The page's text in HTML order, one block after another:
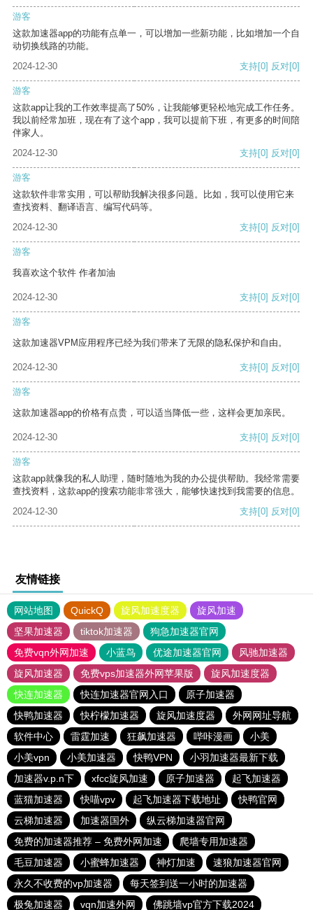
游客
这款加速器app的功能有点单一，可以增加一些新功能，比如增加一个自
动切换线路的功能。
2024-12-30
支持[0] 反对[0]
游客
这款app让我的工作效率提高了50%，让我能够更轻松地完成工作任务。
我以前经常加班，现在有了这个app，我可以提前下班，有更多的时间陪
伴家人。
2024-12-30
支持[0] 反对[0]
游客
这款软件非常实用，可以帮助我解决很多问题。比如，我可以使用它来
查找资料、翻译语言、编写代码等。
2024-12-30
支持[0] 反对[0]
游客
我喜欢这个软件 作者加油
2024-12-30 支持[0] 反对[0]
游客
这款加速器VPM应用程序已经为我们带来了无限的隐私保护和自由。
2024-12-30 支持[0] 反对[0]
游客
这款加速器app的价格有点贵，可以适当降低一些，这样会更加亲民。
2024-12-30 支持[0] 反对[0]
游客
这款app就像我的私人助理，随时随地为我的办公提供帮助。我经常需要
查找资料，这款app的搜索功能非常强大，能够快速找到我需要的信息。
2024-12-30
支持[0] 反对[0]
友情链接
网站地图 QuickQ 旋风加速度器
旋风加速
坚果加速器
tiktok加速器
狗急加速器官网
免费vqn外网加速
小蓝鸟 优途加速器官网
风驰加速器
旋风加速器
免费vps加速器外网苹果版
旋风加速度器
快连加速器
快连加速器官网入口
原子加速器
快鸭加速器
快柠檬加速器 旋风加速度器
外网网址导航
软件中心
雷霆加速 狂飙加速器 哔咔漫画
小美
小美vpn
小美加速器 快鸭VPN
小羽加速器最新下载
加速器v.p.n下
xfcc旋风加速 原子加速器
起飞加速器
蓝猫加速器
快喵vpv 起飞加速器下载地址
快鸭官网
云梯加速器
加速器国外
纵云梯加速器官网
免费的加速器推荐 – 免费外网加速
爬墙专用加速器
毛豆加速器
小蜜蜂加速器 神灯加速
速狼加速器官网
永久不收费的vp加速器
每天签到送一小时的加速器
极兔加速器
vqn加速外网 佛跳墙vp官方下载2024